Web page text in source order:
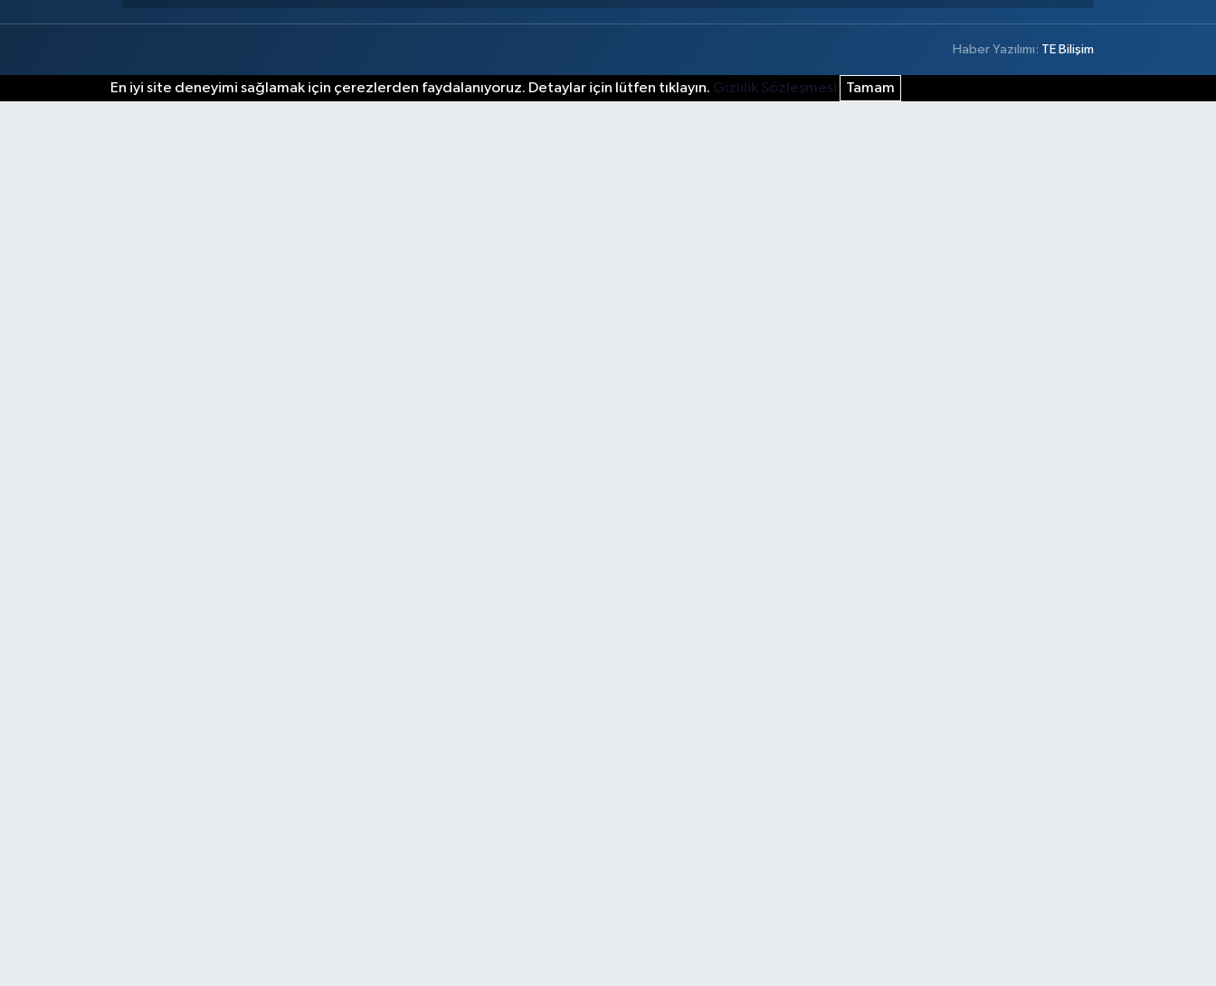
Haber Yazılımı: TE Bilişim
En iyi site deneyimi sağlamak için çerezlerden faydalanıyoruz. Detaylar için lütfen tıklayın. Gizlilik Sözleşmesi Tamam